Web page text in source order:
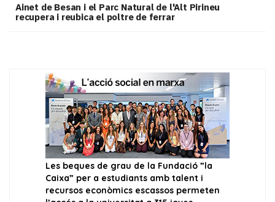
Ainet de Besan i el Parc Natural de l'Alt Pirineu
recupera i reubica el poltre de ferrar